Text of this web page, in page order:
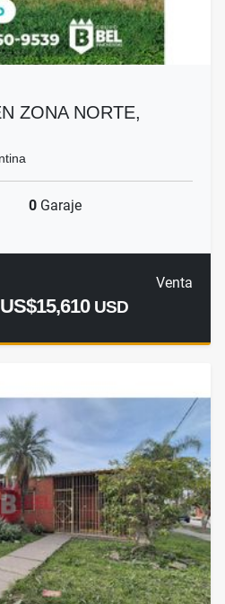
ZONA NORTE,
0 Garaje
Venta
US$15,610 USD